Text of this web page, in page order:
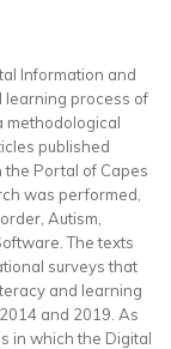
Information and
learning process of
methodological
published
Portal of Capes
was performed,
Autism,
The texts
surveys that
and learning
and 2019. As
in which the Digital